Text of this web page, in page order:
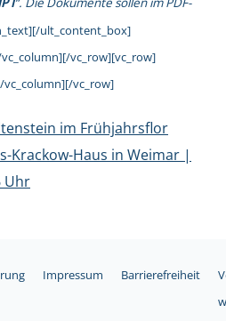
ult_content_box]
vc_row][vc_row]
vc_column][/vc_row]
im Frühjahrsflor
Krackow-Haus in Weimar |
Uhr
Impressum Barrierefreiheit